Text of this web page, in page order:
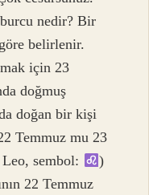
nedir? Bir
belirlenir.
için 23
doğmuş
doğan bir kişi
Temmuz mu 23
sembol:
)
22 Temmuz